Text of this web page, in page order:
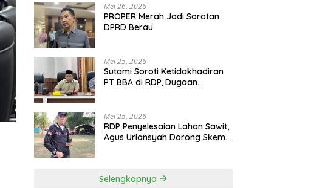
Mei 26, 2026
PROPER Merah Jadi Sorotan
DPRD Berau
Mei 25, 2026
Sutami Soroti Ketidakhadiran
PT BBA di RDP, Dugaan
Mei 25, 2026
RDP Penyelesaian Lahan Sawit,
Agus Uriansyah Dorong Skema
Selengkapnya